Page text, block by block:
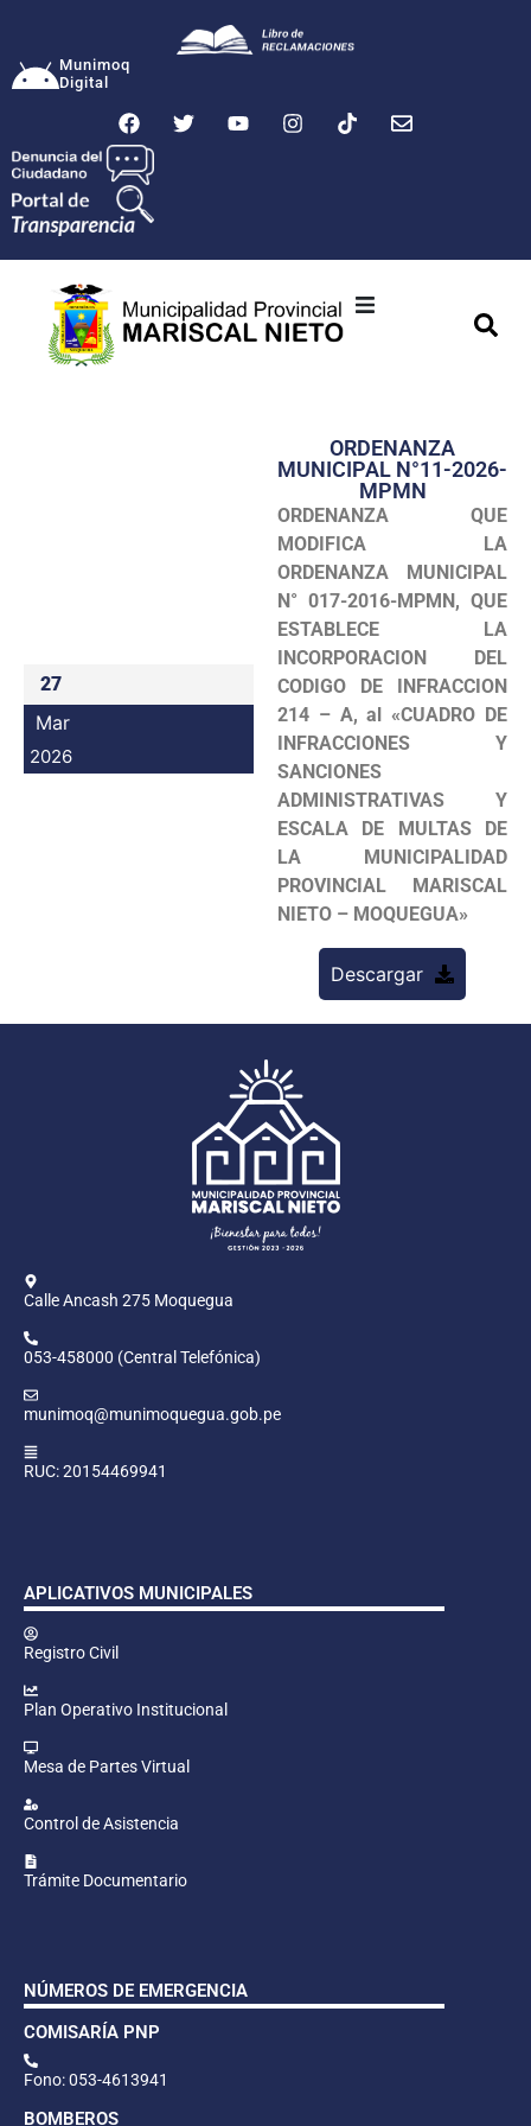
Munimoq
Digital
Transparencia
Seguridad
Programas
Intranet
27
Mar
2026
ORDENANZA
MUNICIPAL N°11-2026-
MPMN
ORDENANZA QUE
MODIFICA LA
ORDENANZA MUNICIPAL
N° 017-2016-MPMN, QUE
ESTABLECE LA
INCORPORACION DEL
CODIGO DE INFRACCION
214 – A, al «CUADRO DE
INFRACCIONES Y
SANCIONES
ADMINISTRATIVAS Y
ESCALA DE MULTAS DE
LA MUNICIPALIDAD
PROVINCIAL MARISCAL
NIETO – MOQUEGUA»
Descargar
Calle Ancash 275 Moquegua
053-458000 (Central Telefónica)
munimoq@munimoquegua.gob.pe
RUC: 20154469941
APLICATIVOS MUNICIPALES
Registro Civil
Plan Operativo Institucional
Mesa de Partes Virtual
Control de Asistencia
Trámite Documentario
NÚMEROS DE EMERGENCIA
COMISARÍA PNP
Fono: 053-4613941
BOMBEROS